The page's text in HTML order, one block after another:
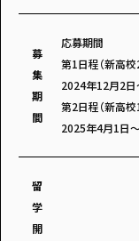
募
集
期
間
応募期間
第1日程（新高
2024年12月2
第2日程（新高校
2025年4月1日
留
学
開